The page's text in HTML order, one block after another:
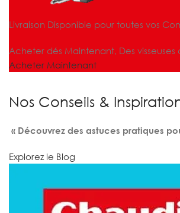
Livraison Disponible pour toutes vos
Acheter dés Maintenant, Des
Acheter Maintenant
Nos Conseils &
« Découvrez des astuces pratiques
Explorez le Blog